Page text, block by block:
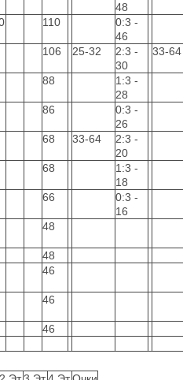
48
110
0:3 -
46
106 25-32
2:3 -
30
33-64
88
1:3 -
28
86
0:3 -
26
68 33-64
2:3 -
20
68
1:3 -
18
66
0:3 -
16
48
48
46
46
46